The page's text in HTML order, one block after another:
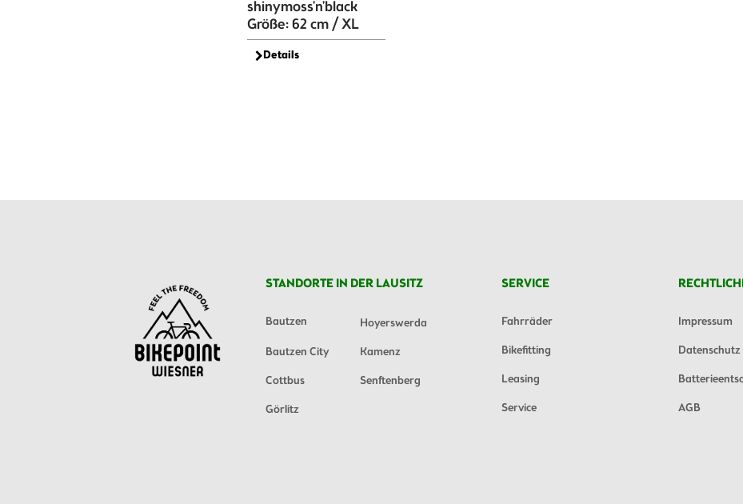
shinymoss'n'black
Größe: 62 cm / XL
Details
STANDORTE IN DER LAUSITZ
Bautzen
Hoyerswerda
Bautzen City
Kamenz
Cottbus
Senftenberg
Görlitz
SERVICE
Fahrräder
Bikefitting
Leasing
Service
Impressum
Datenschutz
AGB